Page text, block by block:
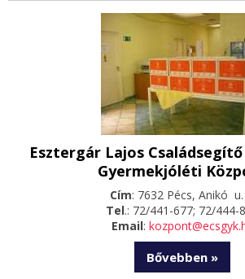
Esztergár Lajos
Gyermekjóléti
Cím: 7632 Pécs, Anikó u.
Tel.: 72/441-677; 72/444-
Email:
Bővebben »